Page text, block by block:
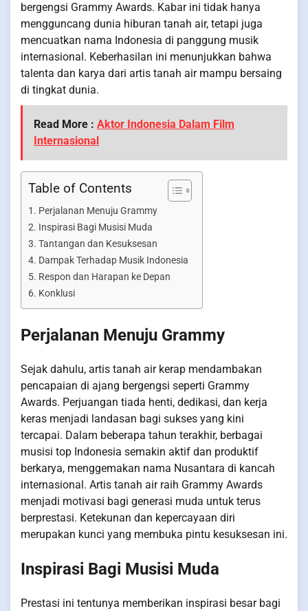
bergengsi Grammy Awards. Kabar ini tidak hanya
mengguncang dunia hiburan tanah air, tetapi juga
mencuatkan nama Indonesia di panggung musik
internasional. Keberhasilan ini menunjukkan bahwa
talenta dan karya dari artis tanah air mampu bersaing
di tingkat dunia.
Read More : Aktor Indonesia Dalam Film
Internasional
Table of Contents
Perjalanan Menuju Grammy
Inspirasi Bagi Musisi Muda
Tantangan dan Kesuksesan
Dampak Terhadap Musik Indonesia
Respon dan Harapan ke Depan
Konklusi
Perjalanan Menuju Grammy
Sejak dahulu, artis tanah air kerap mendambakan
pencapaian di ajang bergengsi seperti Grammy
Awards. Perjuangan tiada henti, dedikasi, dan kerja
keras menjadi landasan bagi sukses yang kini
tercapai. Dalam beberapa tahun terakhir, berbagai
musisi top Indonesia semakin aktif dan produktif
berkarya, menggemakan nama Nusantara di kancah
internasional. Artis tanah air raih Grammy Awards
menjadi motivasi bagi generasi muda untuk terus
berprestasi. Ketekunan dan kepercayaan diri
merupakan kunci yang membuka pintu kesuksesan ini.
Inspirasi Bagi Musisi Muda
Prestasi ini tentunya memberikan inspirasi besar bagi